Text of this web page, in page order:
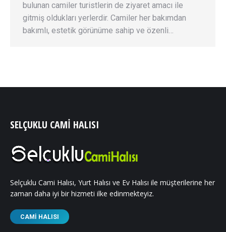
bulunan camiler turistlerin de ziyaret amacı ile
gitmiş oldukları yerlerdir. Camiler her bakımdan
bakımlı, estetik görünüme sahip ve özenli…
SELÇUKLU CAMI HALISI
Selçuklu Cami Halısı, Yurt Halısı ve Ev Halısı ile müşterilerine her
zaman daha iyi bir hizmeti ilke edinmekteyiz.
CAMI HALISI